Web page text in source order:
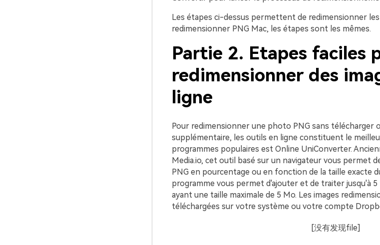
Les étapes ci-dessus permettent de redimensionner
redimensionner PNG Mac, les étapes sont les mêmes.
Partie 2. Etapes faciles
redimensionner des
ligne
Pour redimensionner une photo PNG sans télécharger
supplémentaire, les outils en ligne constituent le
programmes populaires est Online UniConverter.
Media.io, cet outil basé sur un navigateur vous permet
PNG en pourcentage ou en fonction de la taille exacte
programme vous permet d'ajouter et de traiter jusqu'à 5
ayant une taille maximale de 5 Mo. Les images
téléchargées sur votre système ou votre compte
[没有发现file]